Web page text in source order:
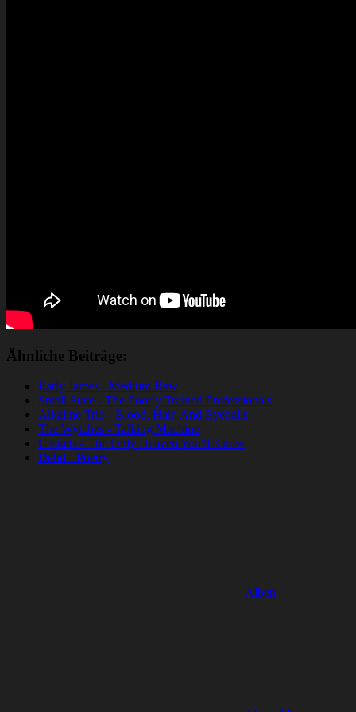
Ähnliche Beiträge:
Early James - Medium Raw
Small State - The Poorly Trained Professionals
Alkaline Trio - Blood, Hair, And Eyeballs
The Wytches - Talking Machine
Caskets - The Only Heaven You'll Know
Dehd - Poetry
Alben